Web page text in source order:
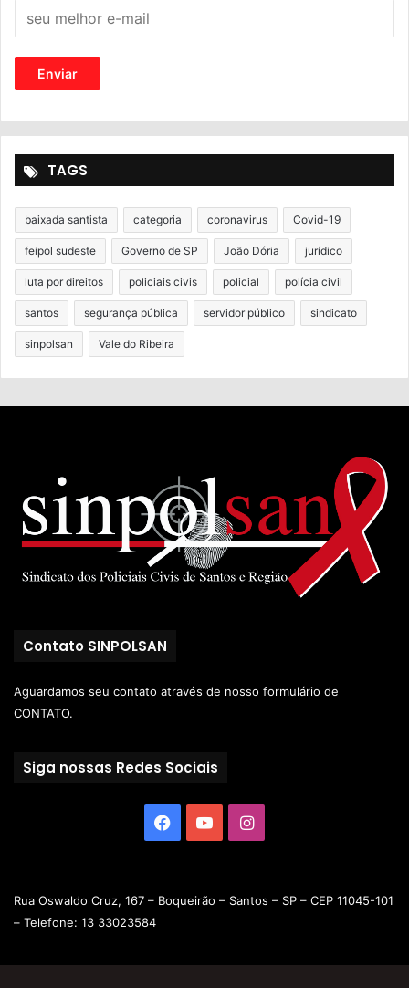
TAGS
baixada santista categoria coronavirus Covid-19
feipol sudeste Governo de SP João Dória jurídico
luta por direitos policiais civis policial polícia civil
santos segurança pública servidor público sindicato
sinpolsan Vale do Ribeira
Contato SINPOLSAN
Aguardamos seu contato através de nosso formulário de
CONTATO.
Siga nossas Redes Sociais
Rua Oswaldo Cruz, 167 – Boqueirão – Santos – SP – CEP 11045-101
– Telefone: 13 33023584